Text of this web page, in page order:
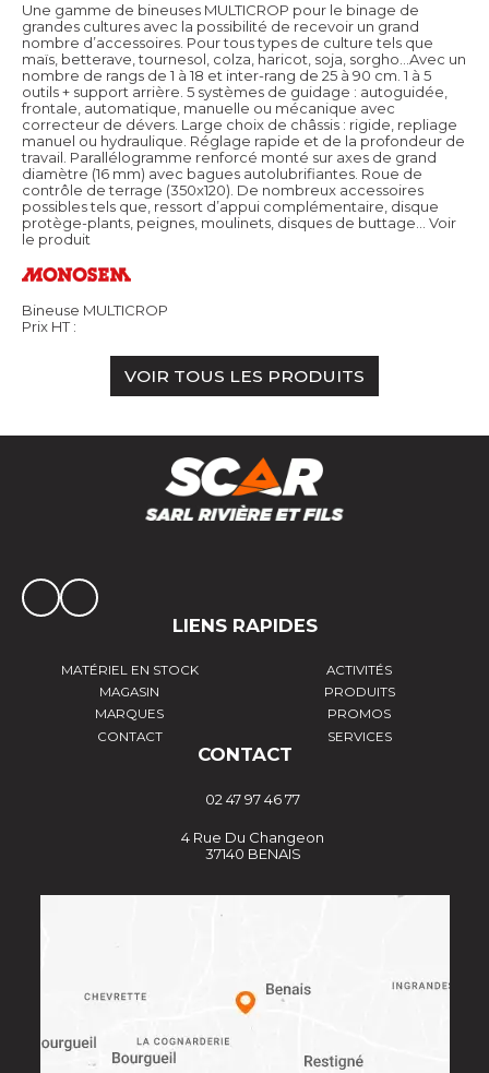
Une gamme de bineuses MULTICROP pour le binage de
grandes cultures avec la possibilité de recevoir un grand
nombre d’accessoires. Pour tous types de culture tels que
maïs, betterave, tournesol, colza, haricot, soja, sorgho...Avec un
nombre de rangs de 1 à 18 et inter-rang de 25 à 90 cm. 1 à 5
outils + support arrière. 5 systèmes de guidage : autoguidée,
frontale, automatique, manuelle ou mécanique avec
correcteur de dévers. Large choix de châssis : rigide, repliage
manuel ou hydraulique. Réglage rapide et de la profondeur de
travail. Parallélogramme renforcé monté sur axes de grand
diamètre (16 mm) avec bagues autolubrifiantes. Roue de
contrôle de terrage (350x120). De nombreux accessoires
possibles tels que, ressort d’appui complémentaire, disque
protège-plants, peignes, moulinets, disques de buttage… Voir
le produit
Bineuse MULTICROP
Prix HT :
VOIR TOUS LES PRODUITS
LIENS RAPIDES
MATÉRIEL EN STOCK
ACTIVITÉS
MAGASIN
PRODUITS
MARQUES
PROMOS
CONTACT
SERVICES
CONTACT
02 47 97 46 77
4 Rue Du Changeon
37140 BENAIS